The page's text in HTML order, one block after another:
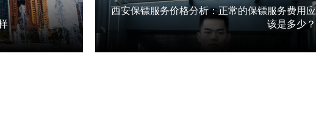
西安保镖服务价格分析：正常的保镖服务费用应
该是多少？